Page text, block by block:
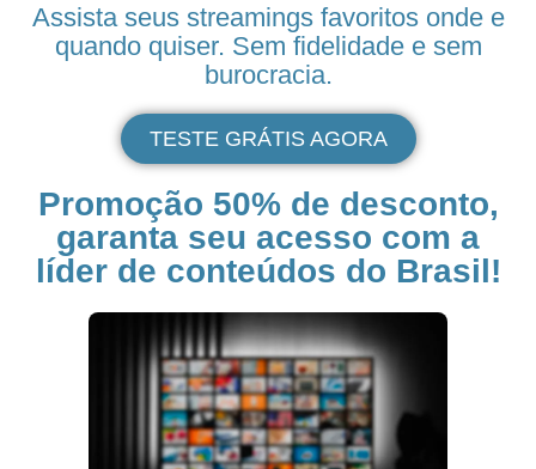
Assista seus streamings favoritos onde e
quando quiser. Sem fidelidade e sem
burocracia.
TESTE GRÁTIS AGORA
Promoção 50% de desconto,
garanta seu acesso com a
líder de conteúdos do Brasil!